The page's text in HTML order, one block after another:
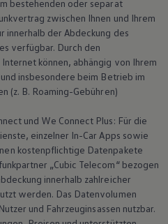
bestehenden oder separat
zwischen Ihnen und Ihrem
innerhalb der Abdeckung des
verfügbar. Durch den
können, abhängig von Ihrem
insbesondere beim Betrieb im
(z. B. Roaming-Gebühren)
und We Connect Plus: Für die
einzelner In-Car Apps sowie
kostenpflichtige Datenpakete
„Cubic Telecom“ bezogen
innerhalb zahlreicher
werden. Das Datenvolumen
und Fahrzeuginsassen nutzbar.